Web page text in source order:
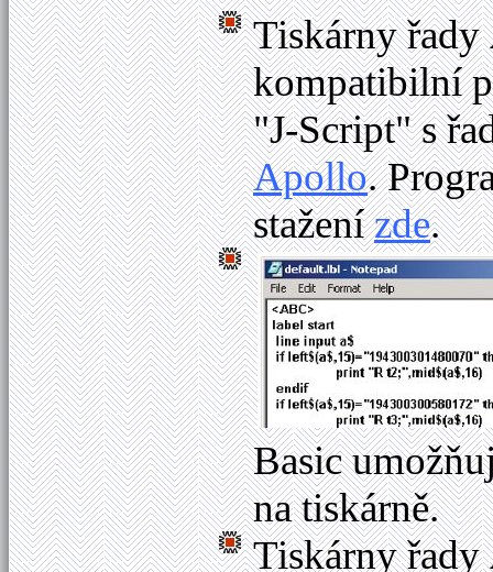
Tiskárny řady
kompatibilní
"J-Script" s
Apollo.
staženízde.
Basic
na tiskárně.
Tiskárny řady